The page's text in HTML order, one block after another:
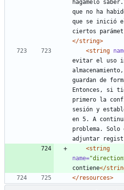
hágamelo
que no ha
que se inició
ciertos
</string>
<string
evitar el uso
guardan de
Entonces, si
primero la
sesión y
en 5. A
problema. Solo
adjuntar
<string
name=
contiene</
</resources>